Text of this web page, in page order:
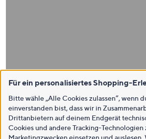
Für ein personalisiertes Shopping-
Bitte wähle „Alle Cookies zulassen“, wenn
einverstanden bist, dass wir in
Drittanbietern auf deinem Endgerät
Cookies und andere Tracking-Technologien
Marketingzwecken einsetzen und